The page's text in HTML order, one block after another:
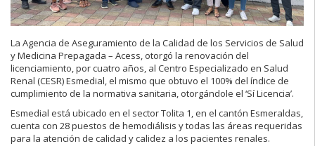
La Agencia de Aseguramiento de la Calidad de los Servicios de Salud
y Medicina Prepagada – Acess, otorgó la renovación del
licenciamiento, por cuatro años, al Centro Especializado en Salud
Renal (CESR) Esmedial, el mismo que obtuvo el 100% del índice de
cumplimiento de la normativa sanitaria, otorgándole el ‘Sí Licencia’.
Esmedial está ubicado en el sector Tolita 1, en el cantón Esmeraldas,
cuenta con 28 puestos de hemodiálisis y todas las áreas requeridas
para la atención de calidad y calidez a los pacientes renales.